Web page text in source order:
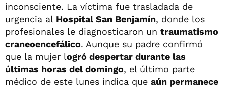
inconsciente. La víctima fue trasladada de
urgencia al Hospital San Benjamín, donde los
profesionales le diagnosticaron un traumatismo
craneoencefálico. Aunque su padre confirmó
que la mujer logró despertar durante las
últimas horas del domingo, el último parte
médico de este lunes indica que aún permanece